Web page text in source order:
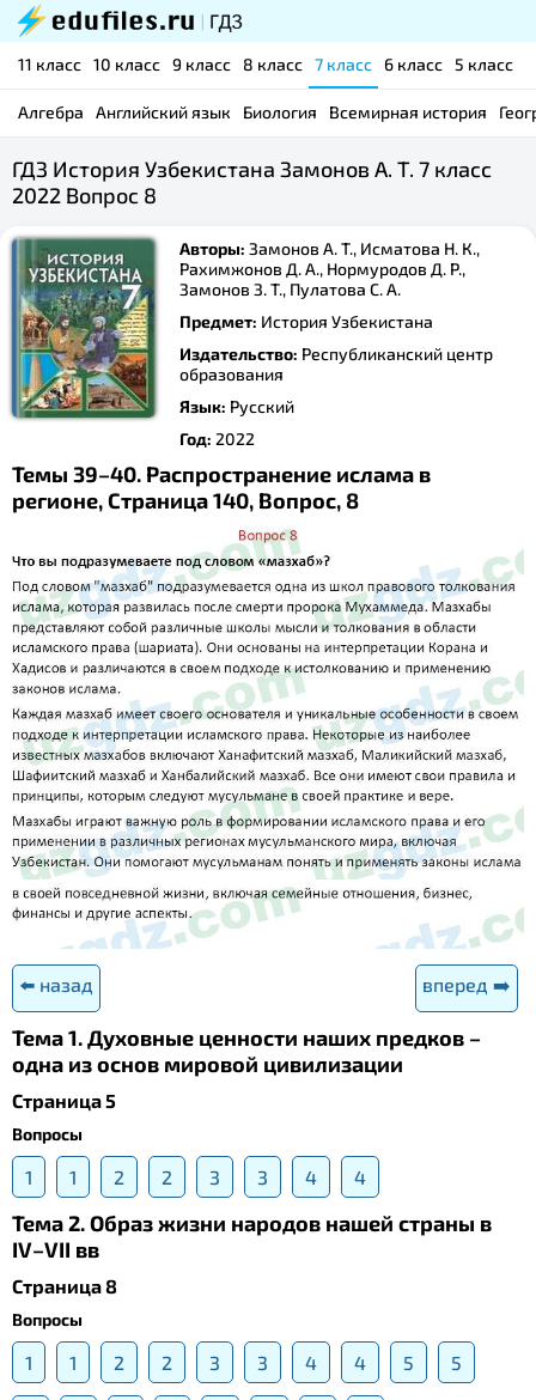
11 класс 10 класс 9 класс 8 класс 7 класс 6 класс 5 класс
Алгебра Английский язык Биология Всемирная история
ГДЗ История Узбекистана Замонов А. Т. 7 класс
2022 Вопрос 8
Авторы: Замонов А. Т., Исматова Н. К.,
Рахимжонов Д. А., Нормуродов Д. Р.,
Замонов З. Т., Пулатова С. А.
Предмет: История Узбекистана
Издательство: Республиканский центр
образования
Язык: Русский
Год: 2022
Темы 39–40. Распространение ислама в
регионе, Страница 140, Вопрос, 8
⬅️ назад вперед ➡️
Тема 1. Духовные ценности наших предков –
одна из основ мировой цивилизации
Страница 5
Вопросы
1 1 2 2 3 3 4 4
Тема 2. Образ жизни народов нашей страны в
IV–VII вв
Страница 8
Вопросы
1 1 2 2 3 3 4 4 5 5